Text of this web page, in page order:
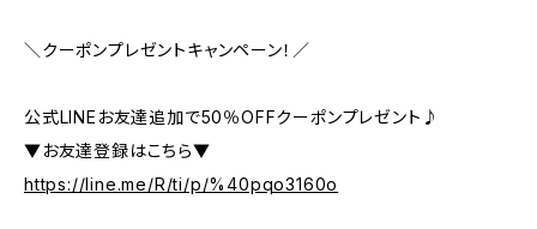
＼クーポンプレゼントキャンペーン！／
公式LINEお友達追加で50％OFFクーポンプレゼント♪
▼お友達登録はこちら▼
https://line.me/R/ti/p/%40pqo3160o